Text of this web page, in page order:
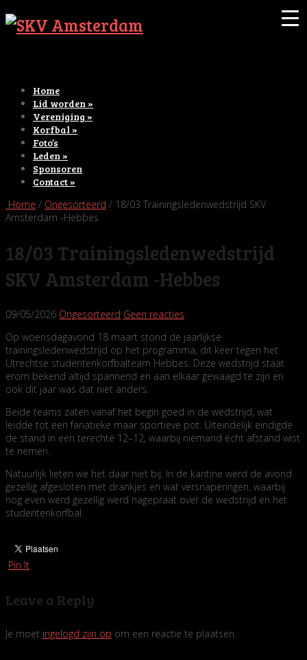
Home
Lid worden »
Vereniging »
Korfbal »
Foto’s
Leden »
Sponsoren
Contact»
Home / Ongesorteerd / 18/03 Trainingsledenwedstrijd SKV
Amsterdam -Hebbes
18/03 Trainingsledenwedstrijd
SKV Amsterdam -Hebbes
09/05/2026 Ongesorteerd Geen reacties
Op woensdagavond 18 maart stond de jaarlijkse
trainingsledenwedstrijd op het programma, dit keer tegen het
Utrechtse studentenkorfbalteam Hebbes. Deze wedstrijd staat
erom bekend altijd spannend en aan elkaar gewaagd te zijn en
ook dit jaar was dat niet anders.
Beide teams zaten vanaf het begin goed in de wedstrijd, wat
leidde tot een fanatieke maar sportieve pot. Uiteindelijk eindigde
de stand in een terechte 12–12, waarbij niemand écht afstand wist
te nemen.
Natuurlijk lieten we het daar niet bij. In de kantine werd de avond
gezellig afgesloten met drankjes en wat versnaperingen, waarbij
nog even werd gezellig werd nagepraat over de wedstrijd en het
studentenkorfbal.
Pin It
Leave a Reply
Je moet ingelogd zijn op om een reactie te plaatsen.